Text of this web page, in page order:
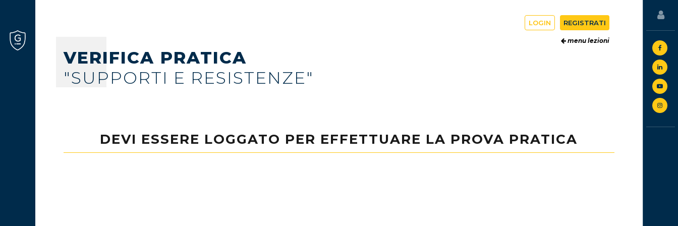
LOGIN REGISTRATI
menu lezioni
VERIFICA PRATICA
"SUPPORTI E RESISTENZE"
DEVI ESSERE LOGGATO PER EFFETTUARE LA PROVA PRATICA